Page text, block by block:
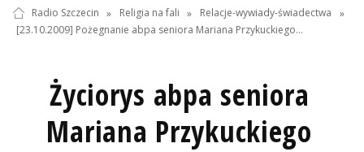
Radio Szczecin » Religia na fali » Relacje-wywiady-świadectwa
»
[23.10.2009] Pożegnanie abpa seniora Mariana Przykuckiego…
Życiorys abpa seniora
Mariana Przykuckiego